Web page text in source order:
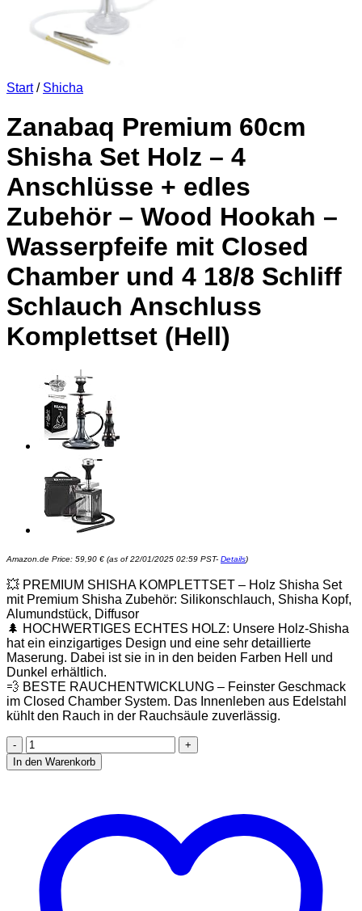
Start / Shicha
Zanabaq Premium 60cm
Shisha Set Holz – 4
Anschlüsse + edles
Zubehör – Wood Hookah –
Wasserpfeife mit Closed
Chamber und 4 18/8 Schliff
Schlauch Anschluss
Komplettset (Hell)
Amazon.de Price: 59,90 € (as of 22/01/2025 02:59 PST- Details)
💥 PREMIUM SHISHA KOMPLETTSET – Holz Shisha Set
mit Premium Shisha Zubehör: Silikonschlauch, Shisha Kopf,
Alumundstück, Diffusor
🌲 HOCHWERTIGES ECHTES HOLZ: Unsere Holz-Shisha
hat ein einzigartiges Design und eine sehr detaillierte
Maserung. Dabei ist sie in in den beiden Farben Hell und
Dunkel erhältlich.
💨 BESTE RAUCHENTWICKLUNG – Feinster Geschmack
im Closed Chamber System. Das Innenleben aus Edelstahl
kühlt den Rauch in der Rauchsäule zuverlässig.
Zanabaq
Premium
60cm
Anschlüsse
edles
Zubehör
In den Warenkorb